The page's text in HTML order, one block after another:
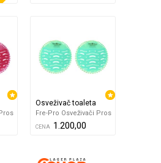
Osveživač toaleta
Fre-Pro Osveživači Pros
CENA 1.200,00